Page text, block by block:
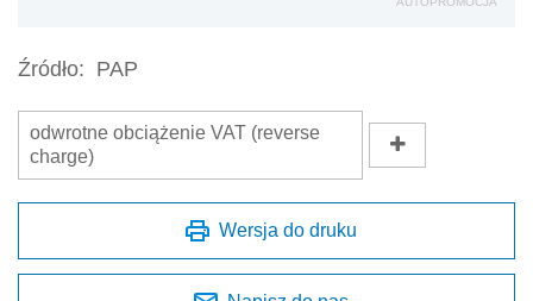
Źródło: PAP
odwrotne obciążenie VAT (reverse
charge)
Wersja do druku